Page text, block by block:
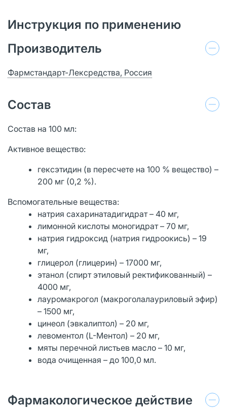
Инструкция по применению
Производитель
Фармстандарт-Лексредства, Россия
Состав
Состав на 100 мл:
Активное вещество:
гексэтидин (в пересчете на 100 % вещество) –
200 мг (0,2 %).
Вспомогательные вещества:
натрия сахаринатадигидрат – 40 мг,
лимонной кислоты моногидрат – 70 мг,
натрия гидроксид (натрия гидроокись) – 19
мг,
глицерол (глицерин) – 17000 мг,
этанол (спирт этиловый ректификованный) –
4000 мг,
лауромакрогол (макроголалауриловый эфир)
– 1500 мг,
цинеол (эвкалиптол) – 20 мг,
левоментол (L-Ментол) – 20 мг,
мяты перечной листьев масло – 10 мг,
вода очищенная – до 100,0 мл.
Фармакологическое действие